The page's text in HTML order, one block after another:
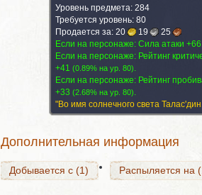
Уровень предмета: 284
Требуется уровень: 80
Продается за: 20 19
25
Если на персонаже: Сила атаки
Если на персонаже: Рейтинг
+41 (0.89% на yp. 80).
Если на персонаже: Рейтинг
+33 (2.68% на yp. 80).
"Во имя солнечного света
Дополнительная информация
Добывается с (1) Распыляется на
Добывается с (1) Распыляется на
Добывается с (1) Распыляется на